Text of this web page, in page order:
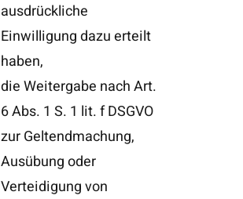
ausdrückliche
Einwilligung dazu erteilt
haben,
die Weitergabe nach Art.
6 Abs. 1 S. 1 lit. f DSGVO
zur Geltendmachung,
Ausübung oder
Verteidigung von